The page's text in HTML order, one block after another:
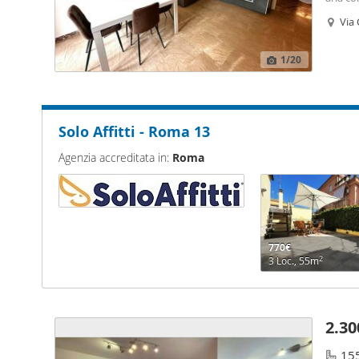
1/20
Via
Solo Affitti - Roma 13
Agenzia accreditata in: Roma
770€
3 Loc., 55m2